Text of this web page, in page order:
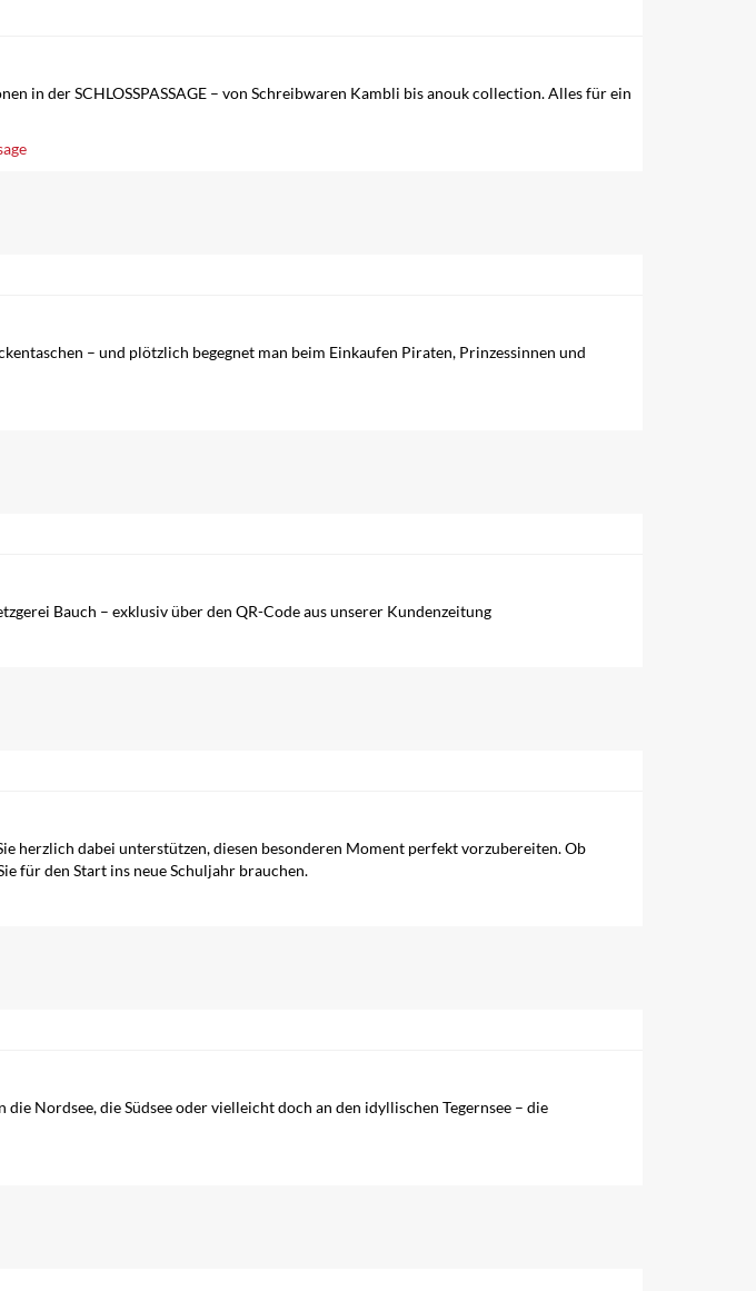
in der SCHLOSSPASSAGE – von Schreibwaren Kambli bis anouk collection. Alles für ein
– und plötzlich begegnet man beim Einkaufen Piraten, Prinzessinnen und
Bauch – exklusiv über den QR-Code aus unserer Kundenzeitung
herzlich dabei unterstützen, diesen besonderen Moment perfekt vorzubereiten. Ob
für den Start ins neue Schuljahr brauchen.
Nordsee, die Südsee oder vielleicht doch an den idyllischen Tegernsee – die